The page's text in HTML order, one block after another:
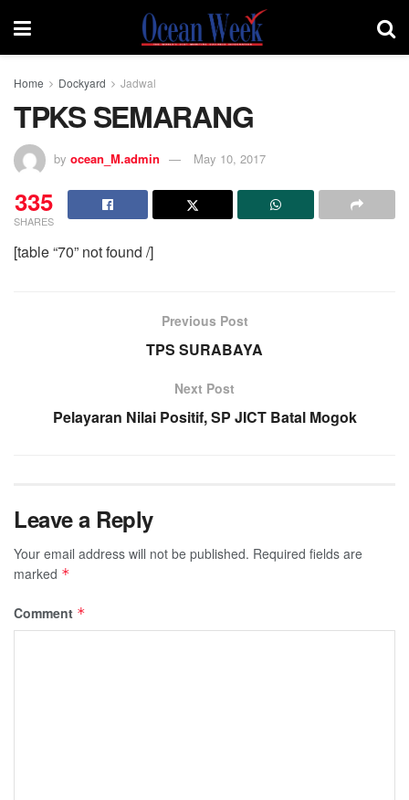
Home Dockyard Jadwal
TPKS SEMARANG
by ocean_M.admin May 10, 2017
335
SHARES
[table “70” not found /]
Previous Post
TPS SURABAYA
Next Post
Pelayaran Nilai Positif, SP JICT Batal Mogok
Leave a Reply
Your email address will not be published. Required fields are
marked *
Comment *